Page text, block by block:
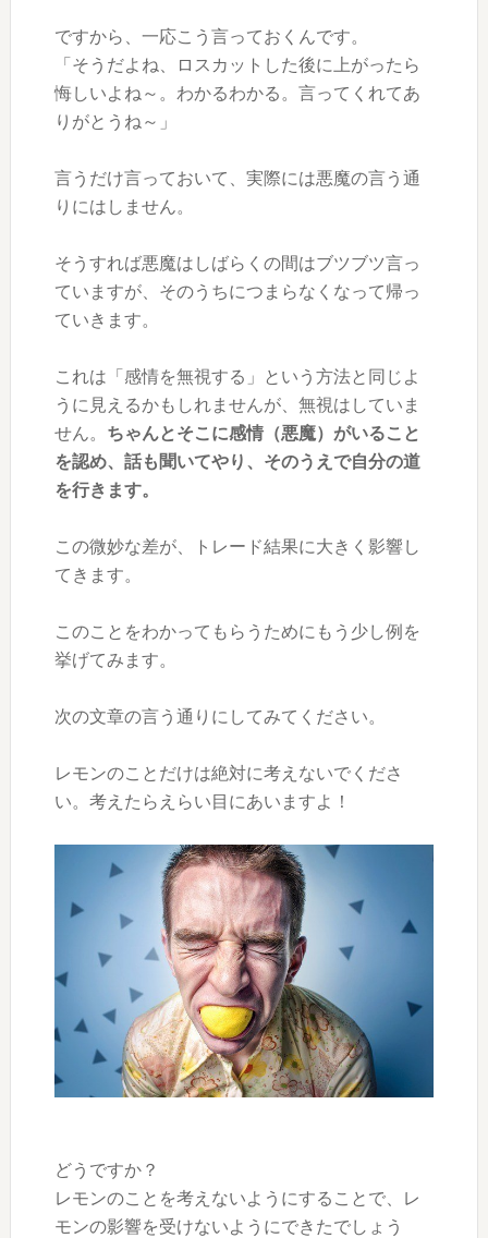
ですから、一応こう言っておくんです。
「そうだよね、ロスカットした後に上がったら
悔しいよね～。わかるわかる。言ってくれてあ
りがとうね～」
言うだけ言っておいて、実際には悪魔の言う通
りにはしません。
そうすれば悪魔はしばらくの間はブツブツ言っ
ていますが、そのうちにつまらなくなって帰っ
ていきます。
これは「感情を無視する」という方法と同じよ
うに見えるかもしれませんが、無視はしていま
せん。 ちゃんとそこに感情（悪魔）がいること
を認め、話も聞いてやり、そのうえで自分の道
を行きます。
この微妙な差が、トレード結果に大きく影響し
てきます。
このことをわかってもらうためにもう少し例を
挙げてみます。
次の文章の言う通りにしてみてください。
レモンのことだけは絶対に考えないでくださ
い。考えたらえらい目にあいますよ！
どうですか？
レモンのことを考えないようにすることで、レ
モンの影響を受けないようにできたでしょう